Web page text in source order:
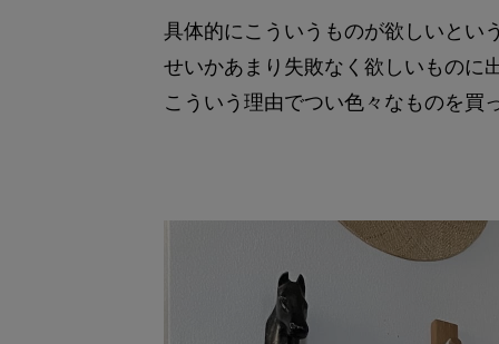
具体的にこういうものが欲しいとい
せいかあまり失敗なく欲しいものに
こういう理由でつい色々なものを買